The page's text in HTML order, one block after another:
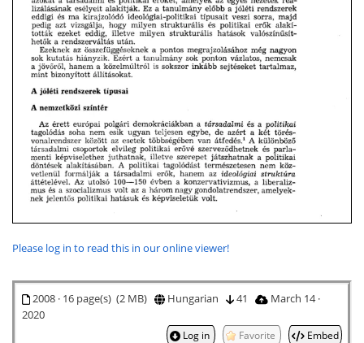
Please log in to read this in our online viewer!
2008 · 16 page(s) (2 MB) Hungarian 41
March 14 ·
2020
Log in Favorite Embed